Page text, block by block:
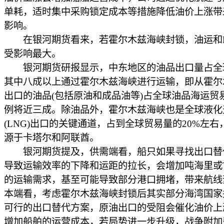
单耗，适时集中采购锁定成本等措施降低油价上涨
影响。
在银河期货看来，若霍尔木兹海峡封锁，油运和
受影响最大。
银河期货研报显示，中东地区的油品出口量占全
其中八成以上通过霍尔木兹海峡进行运输，即从霍
出口的油品(包括原油和成品油等)占全球油品海运贸
例将近三成。除油品外，霍尔木兹海峡也是全球液
(LNG)出口的关键通道，占到全球贸易量的20%左右
源于卡塔尔和阿联酋。
银河期货提及，供需端看，船只如果寻找出口替
导致运输效率的下降和运距的拉长，会增加吨海里
的运输需求，基至可能导致部分港口拥堵，带来航
本端看，考虑霍尔木兹海峡封锁后其实部分海湾国
可行的出口替代方案，原油出口的受阻会催化油价
增加船舶的运营成本，若局势进一步升级，战争附